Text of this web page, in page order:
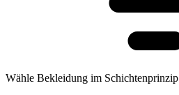
Wähle Bekleidung im Schichtenprinzip